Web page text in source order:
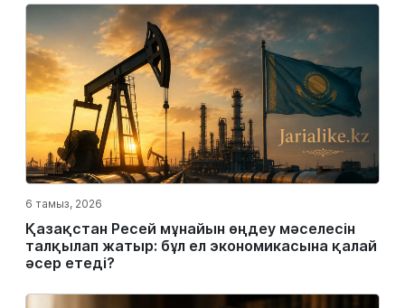
6 тамыз, 2026
Қазақстан Ресей мұнайын өңдеу мәселесін
талқылап жатыр: бұл ел экономикасына қалай
әсер етеді?